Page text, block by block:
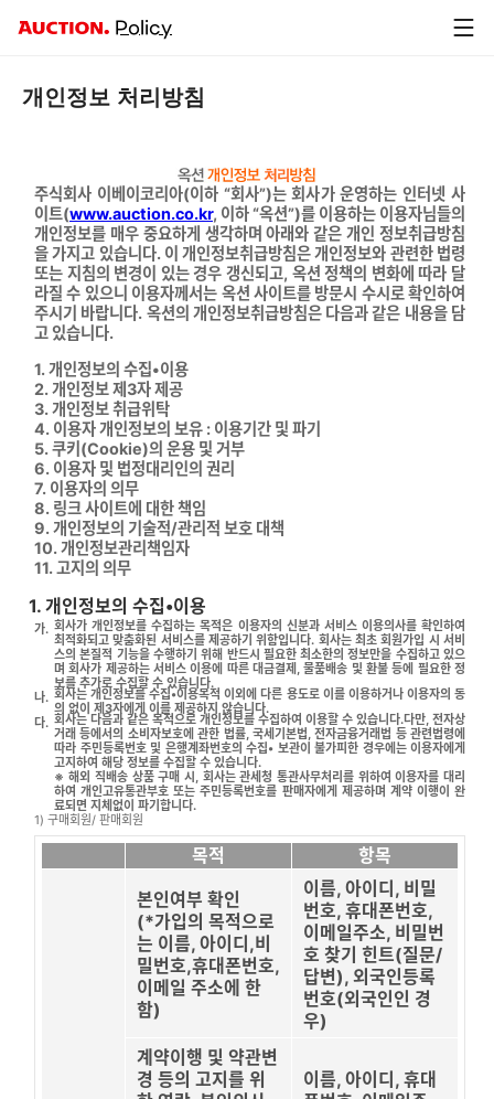
G
Policy
개인정보 처리방침
주식회사 이베이코리아(이하 “회사”)는 회사가 운영하는 인터넷 사
이트(www.auction.co.kr, 이하 “옥션”)를 이용하는 이용자님들의
개인정보를 매우 중요하게 생각하며 아래와 같은 개인 정보취급방침
을 가지고 있습니다. 이 개인정보취급방침은 개인정보와 관련한 법령
또는 지침의 변경이 있는 경우 갱신되고, 옥션 정책의 변화에 따라 달
라질 수 있으니 이용자께서는 옥션 사이트를 방문시 수시로 확인하여
주시기 바랍니다. 옥션의 개인정보취급방침은 다음과 같은 내용을 담
고 있습니다.
1. 개인정보의 수집•이용
2. 개인정보 제3자 제공
3. 개인정보 취급위탁
4. 이용자 개인정보의 보유 : 이용기간 및 파기
5. 쿠키(Cookie)의 운용 및 거부
6. 이용자 및 법정대리인의 권리
7. 이용자의 의무
8. 링크 사이트에 대한 책임
9. 개인정보의 기술적/관리적 보호 대책
10. 개인정보관리책임자
11. 고지의 의무
1. 개인정보의 수집•이용
가. 회사가 개인정보를 수집하는 목적은 이용자의 신분과 서비스 이용의사를 확인하여
최적화되고 맞춤화된 서비스를 제공하기 위함입니다. 회사는 최초 회원가입 시 서비
스의 본질적 기능을 수행하기 위해 반드시 필요한 최소한의 정보만을 수집하고 있으
며 회사가 제공하는 서비스 이용에 따른 대금결제, 물품배송 및 환불 등에 필요한 정
보를 추가로 수집할 수 있습니다.
나. 회사는 개인정보를 수집•이용목적 이외에 다른 용도로 이를 이용하거나 이용자의 동
의 없이 제3자에게 이를 제공하지 않습니다.
다. 회사는 다음과 같은 목적으로 개인정보를 수집하여 이용할 수 있습니다.다만, 전자상
거래 등에서의 소비자보호에 관한 법률, 국세기본법, 전자금융거래법 등 관련법령에
따라 주민등록번호 및 은행계좌번호의 수집• 보관이 불가피한 경우에는 이용자에게
고지하여 해당 정보를 수집할 수 있습니다.
※ 해외 직배송 상품 구매 시, 회사는 관세청 통관사무처리를 위하여 이용자를 대리
하여 개인고유통관부호 또는 주민등록번호를 판매자에게 제공하며 계약 이행이 완
료되면 지체없이 파기합니다.
1) 구매회원/ 판매회원
목적 항목
본인여부 확인
(*가입의 목적으로
는 이름, 아이디,비
밀번호,휴대폰번호,
이메일 주소에 한
함)
이름, 아이디, 비밀
번호, 휴대폰번호,
이메일주소, 비밀번
호 찾기 힌트(질문/
답변), 외국인등록
번호(외국인인 경
우)
계약이행 및 약관변
경 등의 고지를 위
이름, 아이디, 휴대